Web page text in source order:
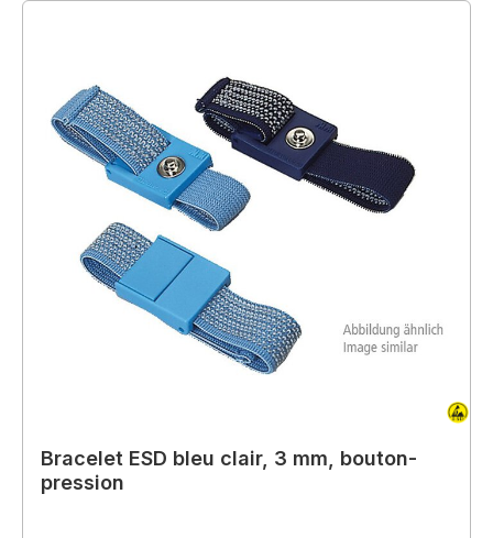
Bracelet ESD bleu clair, 3 mm, bouton-
pression